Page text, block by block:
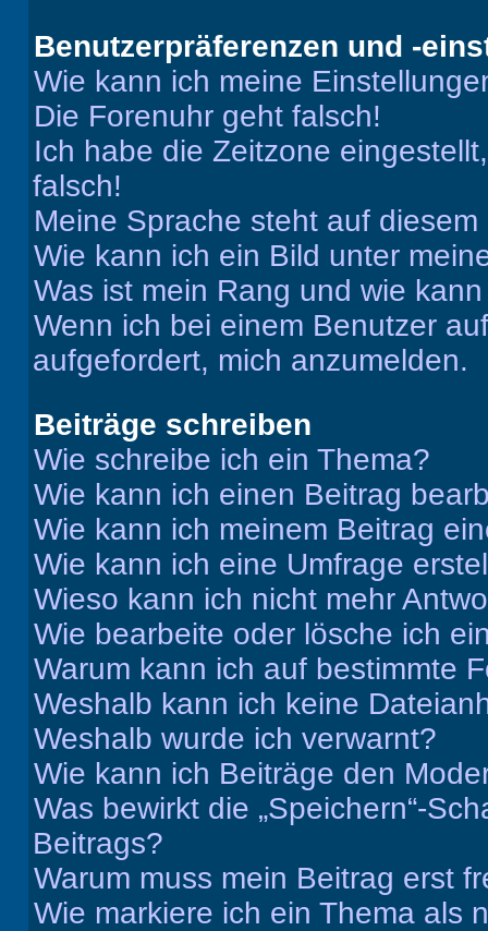
Benutzerpräferenzen und -
Wie kann ich meine
Die Forenuhr geht falsch!
Ich habe die Zeitzone
falsch!
Meine Sprache steht auf
Wie kann ich ein Bild unter
Was ist mein Rang und wie
Wenn ich bei einem Benutzer
aufgefordert, mich anzumelden.
Beiträge schreiben
Wie schreibe ich ein Thema?
Wie kann ich einen Beitrag
Wie kann ich meinem Beitrag
Wie kann ich eine Umfrage
Wieso kann ich nicht mehr
Wie bearbeite oder lösche ich
Warum kann ich auf bestimmte
Weshalb kann ich keine
Weshalb wurde ich verwarnt?
Wie kann ich Beiträge den
Was bewirkt die „Speichern“-
Beitrags?
Warum muss mein Beitrag erst
Wie markiere ich ein Thema als